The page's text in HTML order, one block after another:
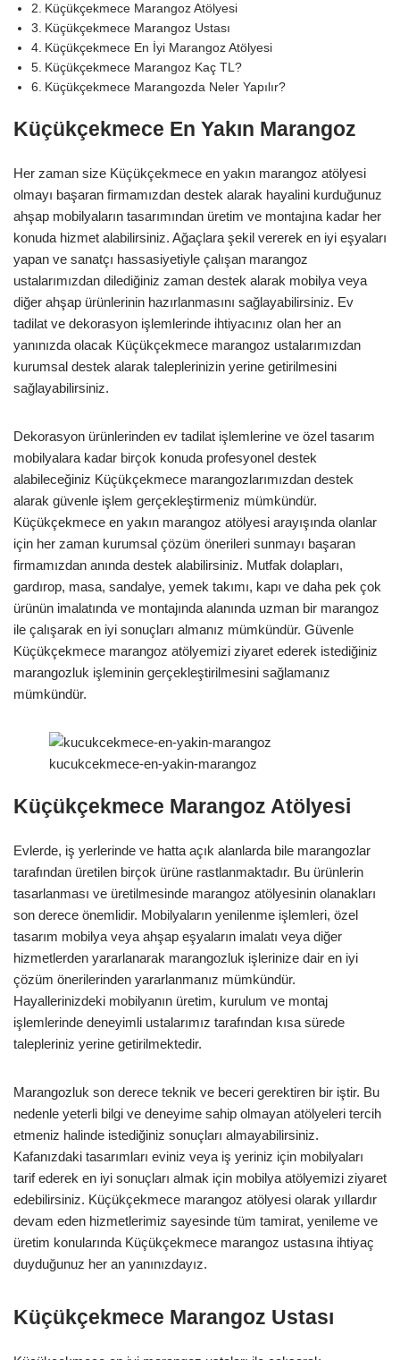
Küçükçekmece Marangoz Atölyesi
Küçükçekmece Marangoz Ustası
Küçükçekmece En İyi Marangoz Atölyesi
Küçükçekmece Marangoz Kaç TL?
Küçükçekmece Marangozda Neler Yapılır?
Küçükçekmece En Yakın Marangoz
Her zaman size Küçükçekmece en yakın marangoz atölyesi
olmayı başaran firmamızdan destek alarak hayalini kurduğunuz
ahşap mobilyaların tasarımından üretim ve montajına kadar her
konuda hizmet alabilirsiniz. Ağaçlara şekil vererek en iyi eşyaları
yapan ve sanatçı hassasiyetiyle çalışan marangoz
ustalarımızdan dilediğiniz zaman destek alarak mobilya veya
diğer ahşap ürünlerinin hazırlanmasını sağlayabilirsiniz. Ev
tadilat ve dekorasyon işlemlerinde ihtiyacınız olan her an
yanınızda olacak Küçükçekmece marangoz ustalarımızdan
kurumsal destek alarak taleplerinizin yerine getirilmesini
sağlayabilirsiniz.
Dekorasyon ürünlerinden ev tadilat işlemlerine ve özel tasarım
mobilyalara kadar birçok konuda profesyonel destek
alabileceğiniz Küçükçekmece marangozlarımızdan destek
alarak güvenle işlem gerçekleştirmeniz mümkündür.
Küçükçekmece en yakın marangoz atölyesi arayışında olanlar
için her zaman kurumsal çözüm önerileri sunmayı başaran
firmamızdan anında destek alabilirsiniz. Mutfak dolapları,
gardırop, masa, sandalye, yemek takımı, kapı ve daha pek çok
ürünün imalatında ve montajında alanında uzman bir marangoz
ile çalışarak en iyi sonuçları almanız mümkündür. Güvenle
Küçükçekmece marangoz atölyemizi ziyaret ederek istediğiniz
marangozluk işleminin gerçekleştirilmesini sağlamanız
mümkündür.
kucukcekmece-en-yakin-marangoz
Küçükçekmece Marangoz Atölyesi
Evlerde, iş yerlerinde ve hatta açık alanlarda bile marangozlar
tarafından üretilen birçok ürüne rastlanmaktadır. Bu ürünlerin
tasarlanması ve üretilmesinde marangoz atölyesinin olanakları
son derece önemlidir. Mobilyaların yenilenme işlemleri, özel
tasarım mobilya veya ahşap eşyaların imalatı veya diğer
hizmetlerden yararlanarak marangozluk işlerinize dair en iyi
çözüm önerilerinden yararlanmanız mümkündür.
Hayallerinizdeki mobilyanın üretim, kurulum ve montaj
işlemlerinde deneyimli ustalarımız tarafından kısa sürede
talepleriniz yerine getirilmektedir.
Marangozluk son derece teknik ve beceri gerektiren bir iştir. Bu
nedenle yeterli bilgi ve deneyime sahip olmayan atölyeleri tercih
etmeniz halinde istediğiniz sonuçları almayabilirsiniz.
Kafanızdaki tasarımları eviniz veya iş yeriniz için mobilyaları
tarif ederek en iyi sonuçları almak için mobilya atölyemizi ziyaret
edebilirsiniz. Küçükçekmece marangoz atölyesi olarak yıllardır
devam eden hizmetlerimiz sayesinde tüm tamirat, yenileme ve
üretim konularında Küçükçekmece marangoz ustasına ihtiyaç
duyduğunuz her an yanınızdayız.
Küçükçekmece Marangoz Ustası